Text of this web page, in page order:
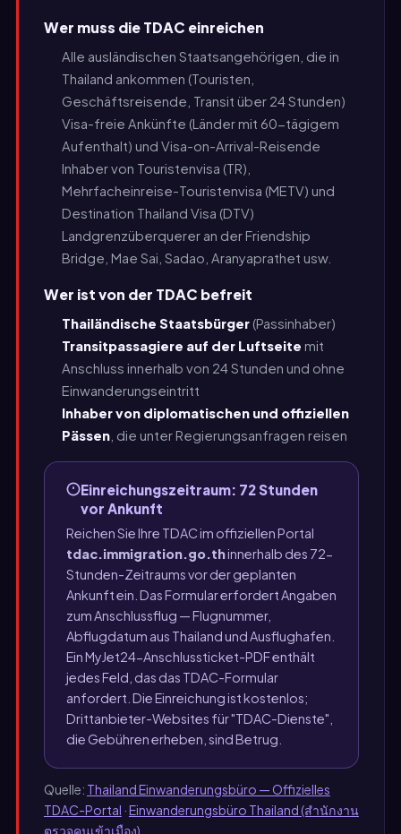
Wer muss die TDAC einreichen
Alle ausländischen Staatsangehörigen, die in
Thailand ankommen (Touristen,
Geschäftsreisende, Transit über 24 Stunden)
Visa-freie Ankünfte (Länder mit 60-tägigem
Aufenthalt) und Visa-on-Arrival-Reisende
Inhaber von Touristenvisa (TR),
Mehrfacheinreise-Touristenvisa (METV) und
Destination Thailand Visa (DTV)
Landgrenzüberquerer an der Friendship
Bridge, Mae Sai, Sadao, Aranyaprathet usw.
Wer ist von der TDAC befreit
Thailändische Staatsbürger(Passinhaber)
Transitpassagiere auf der Luftseite mit
Anschluss innerhalb von 24 Stunden und ohne
Einwanderungseintritt
Inhaber von diplomatischen und offiziellen
Pässen, die unter Regierungsanfragen reisen
Einreichungszeitraum: 72 Stunden
vor Ankunft
Reichen Sie Ihre TDAC im offiziellen Portal
tdac.immigration.go.thinnerhalb des 72-
Stunden-Zeitraums vor der geplanten
Ankunft ein. Das Formular erfordert Angaben
zum Anschlussflug — Flugnummer,
Abflugdatum aus Thailand und Ausflughafen.
Ein MyJet24-Anschlussticket-PDF enthält
jedes Feld, das das TDAC-Formular
anfordert. Die Einreichung ist kostenlos;
Drittanbieter-Websites für "TDAC-Dienste",
die Gebühren erheben, sind Betrug.
Quelle: Thailand Einwanderungsbüro — Offizielles
TDAC-Portal ·Einwanderungsbüro Thailand (สำนักงาน
ตรวจคนเข้าเมือง)